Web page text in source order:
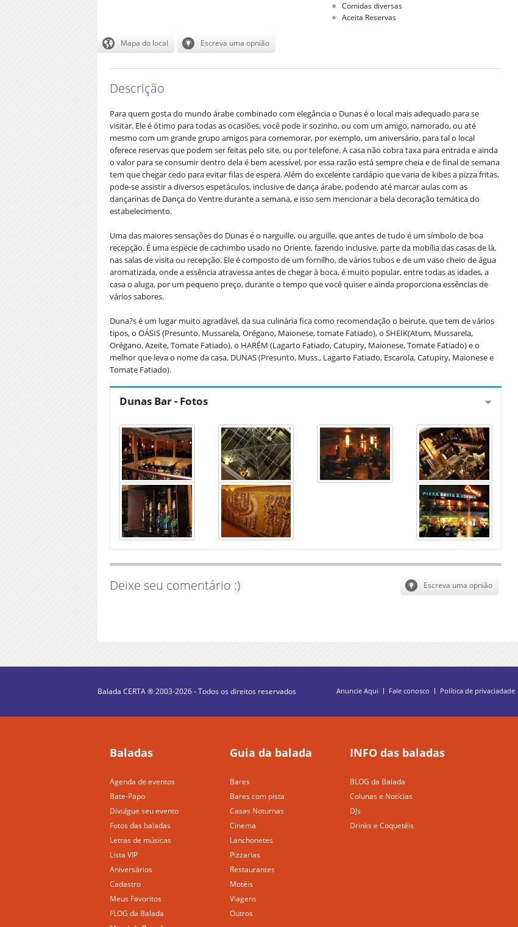
Comidas diversas
Aceita Reservas
Descrição
Para quem gosta do mundo árabe combinado com elegância o Dunas é o local mais adequado para se
visitar. Ele é ótimo para todas as ocasiões, você pode ir sozinho, ou com um amigo, namorado, ou até
mesmo com um grande grupo amigos para comemorar, por exemplo, um aniversário, para tal o local
oferece reservas que podem ser feitas pelo site, ou por telefone. A casa não cobra taxa para entrada e ainda
o valor para se consumir dentro dela é bem acessível, por essa razão está sempre cheia e de final de semana
tem que chegar cedo para evitar filas de espera. Além do excelente cardápio que varia de kibes a pizza fritas,
pode-se assistir a diversos espetáculos, inclusive de dança árabe, podendo até marcar aulas com as
dançarinas de Dança do Ventre durante a semana, e isso sem mencionar a bela decoração temática do
estabelecimento.
Uma das maiores sensações do Dunas é o narguille, ou arguille, que antes de tudo é um símbolo de boa
recepção. É uma espécie de cachimbo usado no Oriente, fazendo inclusive, parte da mobília das casas de lá,
nas salas de visita ou recepção. Ele é composto de um fornilho, de vários tubos e de um vaso cheio de água
aromatizada, onde a essência atravessa antes de chegar à boca, é muito popular, entre todas as idades, a
casa o aluga, por um pequeno preço, durante o tempo que você quiser e ainda proporciona essências de
vários sabores.
Duna?s é um lugar muito agradável, da sua culinária fica como recomendação o beirute, que tem de vários
tipos, o OÁSIS (Presunto, Mussarela, Orégano, Maionese, tomate Fatiado), o SHEIK(Atum, Mussarela,
Orégano, Azeite, Tomate Fatiado), o HARÉM (Lagarto Fatiado, Catupiry, Maionese, Tomate Fatiado) e o
melhor que leva o nome da casa, DUNAS (Presunto, Muss., Lagarto Fatiado, Escarola, Catupiry, Maionese e
Tomate Fatiado).
Dunas Bar - Fotos
Deixe seu comentário :)
Balada CERTA ® 2003-2026 - Todos os direitos reservados Anuncie Aqui Fale conosco Política de privaciadade
Baladas
Agenda de eventos
Bate-Papo
Divulgue seu evento
Fotos das baladas
Letras de músicas
Lista VIP
Aniversários
Cadastro
Meus Favoritos
FLOG da Balada
Guia da balada
Bares
Bares com pista
Casas Noturnas
Cinema
Lanchonetes
Pizzarias
Restaurantes
Motéis
Viagens
Outros
INFO das baladas
BLOG da Balada
Colunas e Notícias
DJs
Drinks e Coquetéis